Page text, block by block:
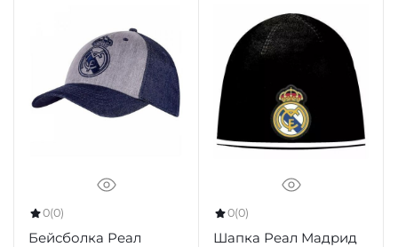
0(0)
Бейсболка Реал
0(0)
Шапка Реал Мадрид